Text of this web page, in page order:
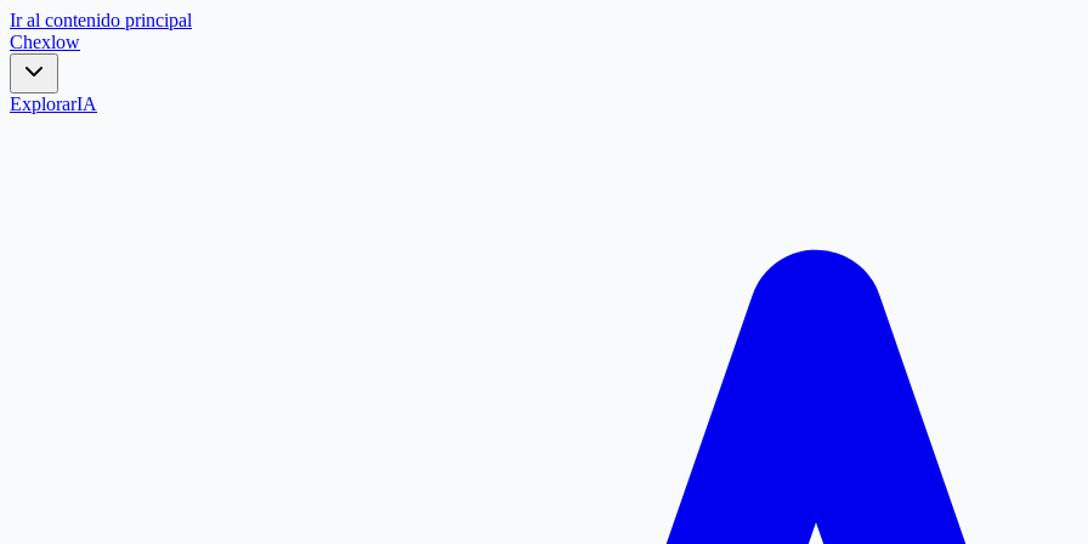
Ir al contenido principal
Chexlow
ExplorarIA